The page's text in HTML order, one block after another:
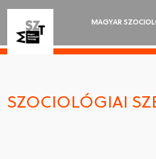
MAGYAR
SZOCIOLÓGIAI